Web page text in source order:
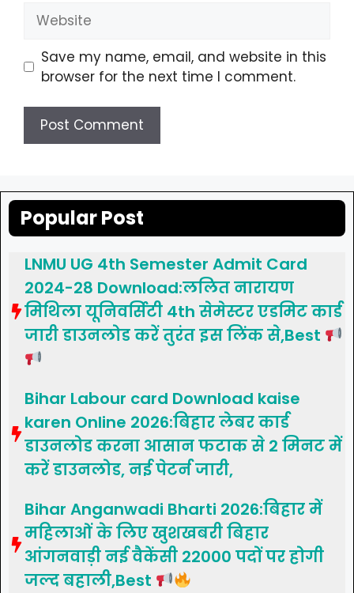
Website
Save my name, email, and website in this
browser for the next time I comment.
Popular Post
LNMU UG 4th Semester Admit Card
2024-28 Download:ललित नारायण
मिथिला यूनिवर्सिटी 4th सेमेस्टर एडमिट कार्ड
जारी डाउनलोड करें तुरंत इस लिंक से,Best
Bihar Labour card Download kaise
karen Online 2026:बिहार लेबर कार्ड
डाउनलोड करना आसान फटाक से 2 मिनट में
करें डाउनलोड, नई पेटर्न जारी,
Bihar Anganwadi Bharti 2026:बिहार में
महिलाओं के लिए खुशखबरी बिहार
आंगनवाड़ी नई वैकेंसी 22000 पदों पर होगी
जल्द बहाली,Best